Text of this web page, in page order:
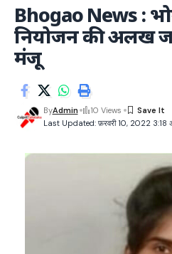
Bhogao News :
नियोजन की अलख
मंजू
Last Updated: फ़रवरी 10, 2022 3:18
ByAdmin 10 Views